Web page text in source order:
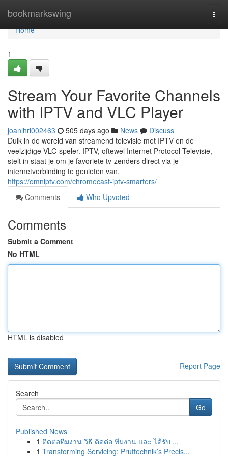
bookmarkswing
Home
Home
1
Stream Your Favorite Channels
with IPTV and VLC Player
joanlhrl002463 505 days ago News
Discuss
Duik in de wereld van streamend televisie met IPTV en de
veelzijdige VLC-speler. IPTV, oftewel Internet Protocol Televisie,
stelt in staat je om je favoriete tv-zenders direct via je
internetverbinding te genieten van.
https://omniptv.com/chromecast-iptv-smarters/
Comments
Who Upvoted
Comments
Submit a Comment
No HTML
HTML is disabled
Report Page
Search
Go
Published News
1 ติดต่อทีมงาน วิธี ติดต่อ ทีมงาน และ ได้รับ ...
1 Transforming Servicing: Pruftechnik’s Precis...